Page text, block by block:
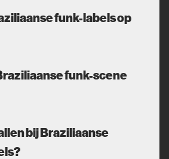
funk-labels op
funk-scene
bij Braziliaanse